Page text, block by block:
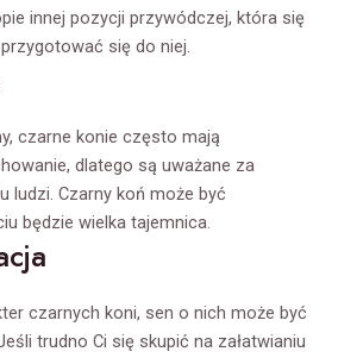
innej pozycji przywódczej, która się
się do niej.
czarne konie często mają
dlatego są uważane za
ludzi. Czarny koń może być
będzie wielka tajemnica.
czarnych koni, sen o nich może być
trudno Ci się skupić na załatwianiu